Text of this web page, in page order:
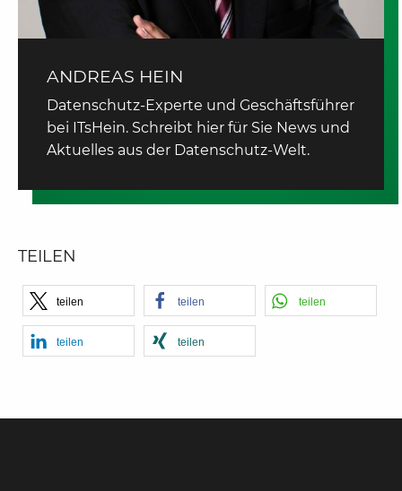
ANDREAS HEIN
Datenschutz-Experte und Geschäftsführer
bei ITsHein. Schreibt hier für Sie News und
Aktuelles aus der Datenschutz-Welt.
TEILEN
teilen teilen teilen
teilen teilen